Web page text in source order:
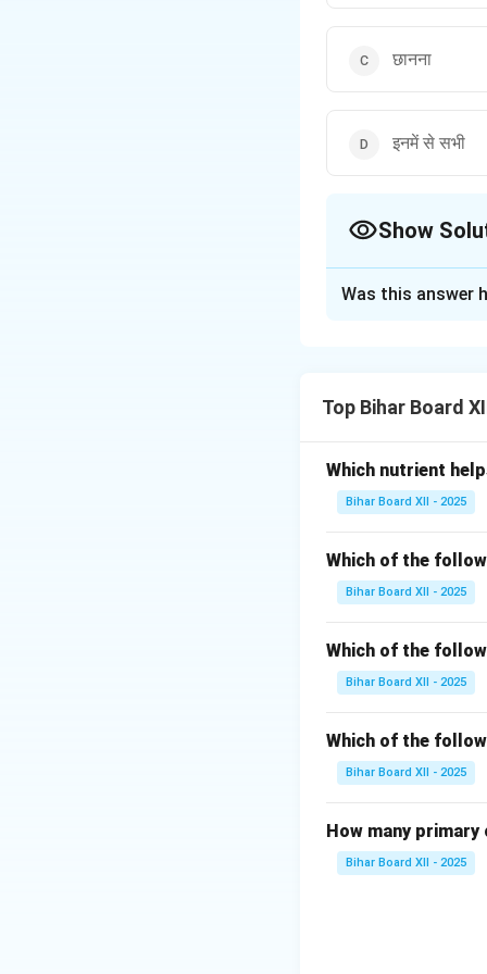
छानना
इनमें से सभी
Show
उबालने का तरीका
अधिक होता है। 2.
सामान्य तरीका है
मात्रा हो, क्योंकि
छानना: पानी कोछानने
विभिन्न प्रकार के
लेकिन यह बैक्टीरिया
आवश्यकता होती है।
किया जा सकता है।
Was this answer
Top Bihar Board
Which nutrient
Bihar Board XII - 2025
Which of the
Bihar Board XII - 2025
Which of the
Bihar Board XII - 2025
Which of the
Bihar Board XII - 2025
How many
Bihar Board XII - 2025